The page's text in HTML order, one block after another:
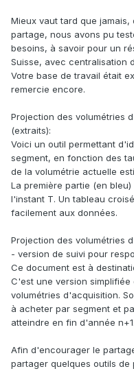
Mieux vaut tard que
partage, nous avons pu
besoins, à savoir pour un
Suisse, avec centralisation
Votre base de travail était
remercie encore.
Projection des volumétries
(extraits):
Voici un outil permettant
segment, en fonction des
de la volumétrie actuelle
La première partie (en
l'instant T. Un tableau
facilement aux données.
Projection des volumétries
- version de suivi pour
Ce document est à
C'est une version
volumétries d'acquisition.
à acheter par segment et
atteindre en fin d'année n+1.
Afin d'encourager le
partager quelques outils de